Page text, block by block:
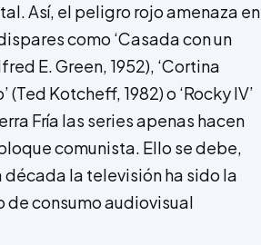
Así, el peligro rojo amenaza en
como ‘Casada con un
E. Green, 1952), ‘Cortina
Kotcheff, 1982) o ‘Rocky IV’
Fría las series apenas hacen
comunista. Ello se debe,
la televisión ha sido la
de consumo audiovisual